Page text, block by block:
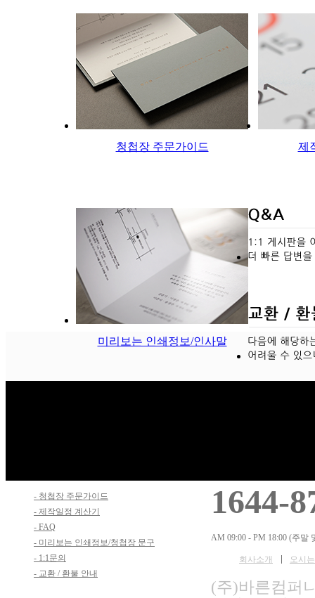
청첩장 주문가이드 제
미리보는 인쇄정보/인사말
- 청첩장 주문가이드
- 제작일정 계산기
- FAQ
- 미리보는 인쇄정보/청첩장 문구
- 1:1문의
- 교환 / 환불 안내
1644-
AM 09:00 - PM 18:00 (주말
회사소개 오시
(주)바른컴퍼